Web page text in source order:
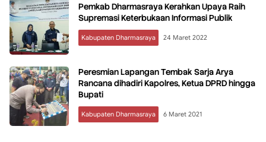
Pemkab Dharmasraya Kerahkan Upaya Raih
Supremasi Keterbukaan Informasi Publik
Kabupaten Dharmasraya 24 Maret 2022
Peresmian Lapangan Tembak Sarja Arya
Rancana dihadiri Kapolres, Ketua DPRD hingga
Bupati
Kabupaten Dharmasraya 6 Maret 2021